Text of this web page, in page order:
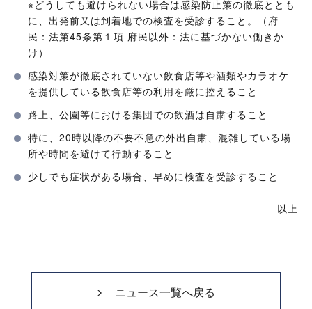
※どうしても避けられない場合は感染防止策の徹底ととも
に、出発前又は到着地での検査を受診すること。（府
民：法第45条第１項 府民以外：法に基づかない働きか
け）
感染対策が徹底されていない飲食店等や酒類やカラオケ
を提供している飲食店等の利用を厳に控えること
路上、公園等における集団での飲酒は自粛すること
特に、20時以降の不要不急の外出自粛、混雑している場
所や時間を避けて行動すること
少しでも症状がある場合、早めに検査を受診すること
以上
ニュース一覧へ戻る